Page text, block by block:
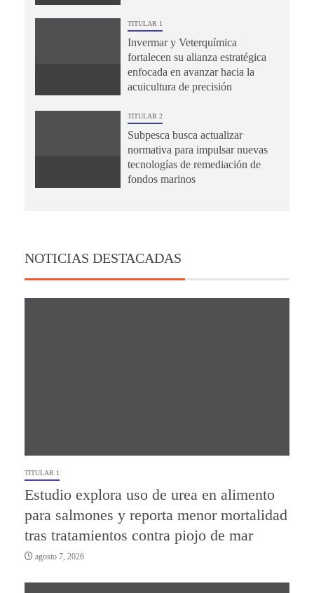
TITULAR 1
Invermar y Veterquímica
fortalecen su alianza estratégica
enfocada en avanzar hacia la
acuicultura de precisión
TITULAR 2
Subpesca busca actualizar
normativa para impulsar nuevas
tecnologías de remediación de
fondos marinos
NOTICIAS DESTACADAS
TITULAR 1
Estudio explora uso de urea en alimento
para salmones y reporta menor mortalidad
tras tratamientos contra piojo de mar
agosto 7, 2026